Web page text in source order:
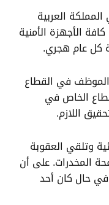
العربية
الأجهزة الأمنية
كل عام هجري.
في القطاع
الخاص في
اللازم.
وتلقي العقوبة
المخدرات. على أن
حال كان أحد